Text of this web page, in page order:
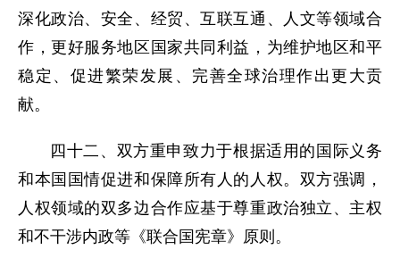
深化政治、安全、经贸、互联互通、人文等领域合
作，更好服务地区国家共同利益，为维护地区和平
稳定、促进繁荣发展、完善全球治理作出更大贡
献。
四十二、双方重申致力于根据适用的国际义务
和本国国情促进和保障所有人的人权。双方强调，
人权领域的双多边合作应基于尊重政治独立、主权
和不干涉内政等《联合国宪章》原则。